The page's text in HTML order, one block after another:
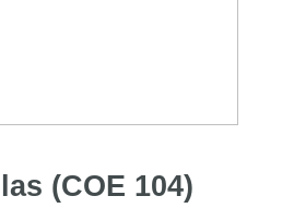
(COE 104)